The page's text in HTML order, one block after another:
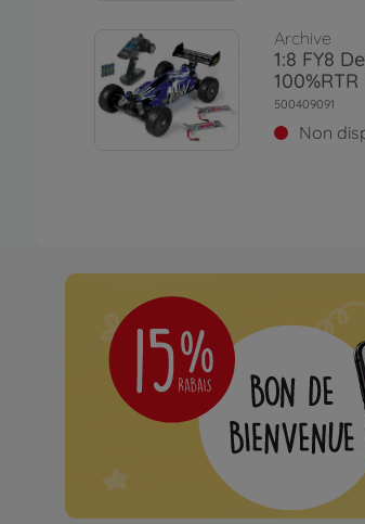
Archive
1:8 FY8
100%RTR
500409091
Non